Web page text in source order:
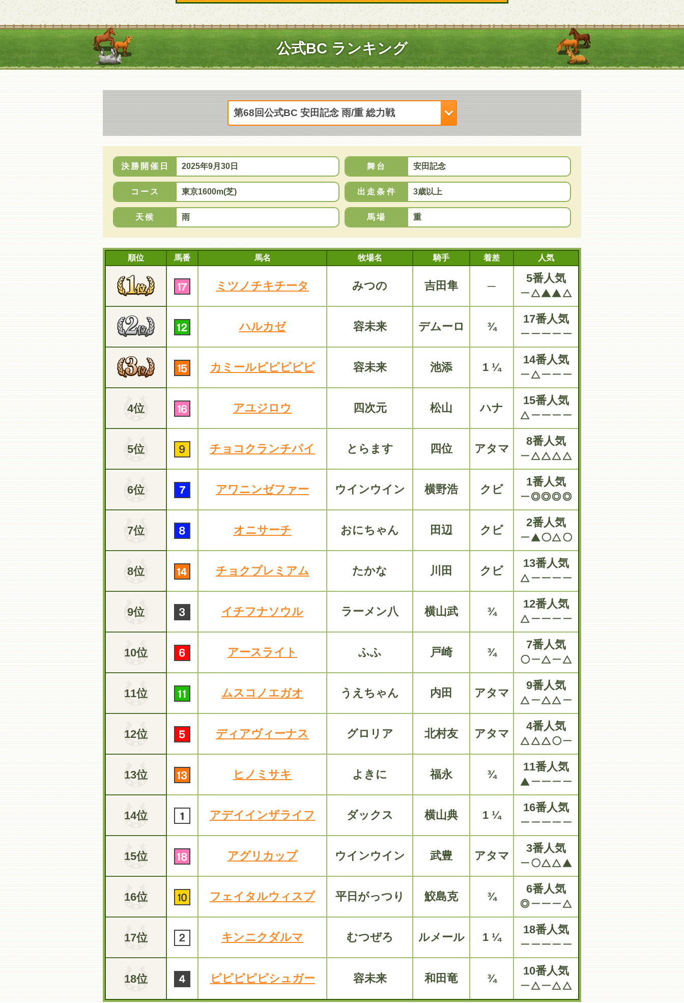
公式BC ランキング
決勝開催日 2025年9月30日 舞台 安田記念
コース 東京1600m(芝) 出走条件 3歳以上
天候 雨 馬場 重
順位
4位
5位
6位
7位
8位
9位
10位
11位
12位
13位
14位
15位
16位
17位
18位
馬番 馬名 牧場名 騎手 着差 人気
ミツノチキチータ みつの 吉田隼 ─
5番人気
ハルカゼ 容未来 デムーロ ¾
17番人気
カミールピピピピピ 容未来 池添 1 ¼
14番人気
アユジロウ 四次元 松山 ハナ
15番人気
チョコクランチパイ とらます 四位 アタマ
8番人気
アワニンゼファー ウインウイン 横野浩 クビ
1番人気
オニサーチ おにちゃん 田辺 クビ
2番人気
チョクプレミアム たかな 川田 クビ
13番人気
イチフナソウル ラーメン八 横山武 ¾
12番人気
アースライト ふふ 戸崎 ¾
7番人気
ムスコノエガオ うえちゃん 内田 アタマ
9番人気
ディアヴィーナス グロリア 北村友 アタマ
4番人気
ヒノミサキ よきに 福永 ¾
11番人気
アデイインザライフ ダックス 横山典 1 ¼
16番人気
アグリカップ ウインウイン 武豊 アタマ
3番人気
フェイタルウィスプ 平日がっつり 鮫島克 ¾
6番人気
キンニクダルマ むつぜろ ルメール 1 ¼
18番人気
ピピピピピシュガー 容未来 和田竜 ¾
10番人気